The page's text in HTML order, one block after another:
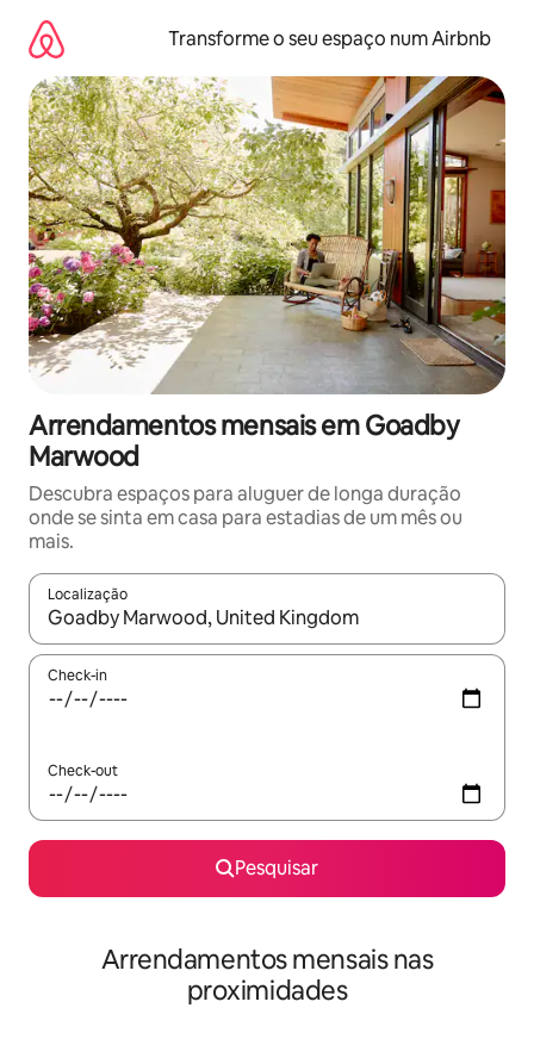
para
conteúdo
Transforme o seu espaço num Airbnb
Arrendamentos mensais em Goadby
Marwood
Descubra espaços para aluguer de longa duração
onde se sinta em casa para estadias de um mês ou
mais.
Localização
Quando os resultados estiverem disponíveis, navegue com
Check-in
Check-out
Pesquisar
Arrendamentos mensais nas
proximidades